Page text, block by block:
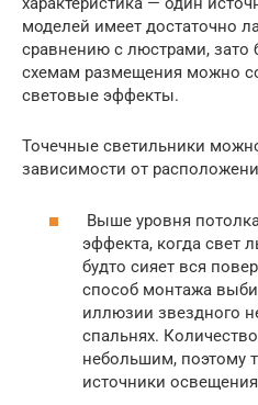
моделей имеет достаточно
сравнению с люстрами, зато
схемам размещения можно
световые эффекты.
Точечные светильники
зависимости от
Выше уровня
эффекта, когда свет
будто сияет вся
способ монтажа
иллюзии звездного
спальнях.
небольшим, поэтому
источники